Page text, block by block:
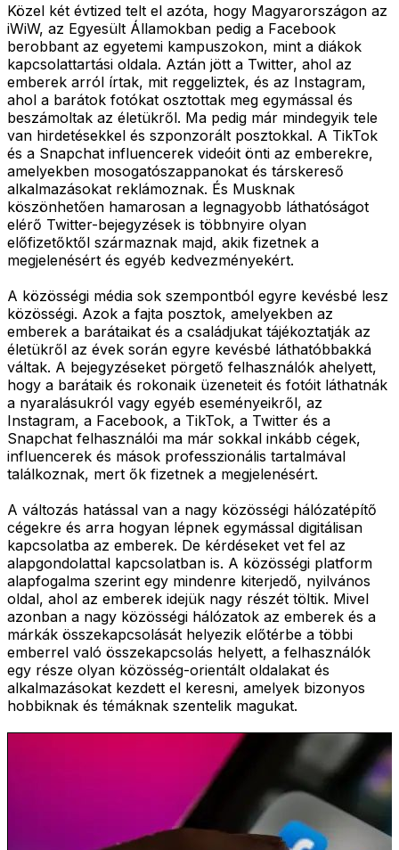
Közel két évtized telt el azóta, hogy Magyarországon az
iWiW, az Egyesült Államokban pedig a Facebook
berobbant az egyetemi kampuszokon, mint a diákok
kapcsolattartási oldala. Aztán jött a Twitter, ahol az
emberek arról írtak, mit reggeliztek, és az Instagram,
ahol a barátok fotókat osztottak meg egymással és
beszámoltak az életükről. Ma pedig már mindegyik tele
van hirdetésekkel és szponzorált posztokkal. A TikTok
és a Snapchat influencerek videóit önti az emberekre,
amelyekben mosogatószappanokat és társkereső
alkalmazásokat reklámoznak. És Musknak
köszönhetően hamarosan a legnagyobb láthatóságot
elérő Twitter-bejegyzések is többnyire olyan
előfizetőktől származnak majd, akik fizetnek a
megjelenésért és egyéb kedvezményekért.
A közösségi média sok szempontból egyre kevésbé lesz
közösségi. Azok a fajta posztok, amelyekben az
emberek a barátaikat és a családjukat tájékoztatják az
életükről az évek során egyre kevésbé láthatóbbakká
váltak. A bejegyzéseket pörgető felhasználók ahelyett,
hogy a barátaik és rokonaik üzeneteit és fotóit láthatnák
a nyaralásukról vagy egyéb eseményeikről, az
Instagram, a Facebook, a TikTok, a Twitter és a
Snapchat felhasználói ma már sokkal inkább cégek,
influencerek és mások professzionális tartalmával
találkoznak, mert ők fizetnek a megjelenésért.
A változás hatással van a nagy közösségi hálózatépítő
cégekre és arra hogyan lépnek egymással digitálisan
kapcsolatba az emberek. De kérdéseket vet fel az
alapgondolattal kapcsolatban is. A közösségi platform
alapfogalma szerint egy mindenre kiterjedő, nyilvános
oldal, ahol az emberek idejük nagy részét töltik. Mivel
azonban a nagy közösségi hálózatok az emberek és a
márkák összekapcsolását helyezik előtérbe a többi
emberrel való összekapcsolás helyett, a felhasználók
egy része olyan közösség-orientált oldalakat és
alkalmazásokat kezdett el keresni, amelyek bizonyos
hobbiknak és témáknak szentelik magukat.